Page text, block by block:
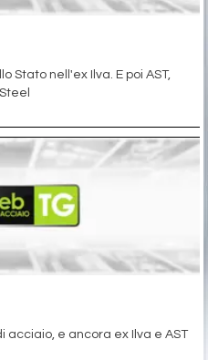
Stato nell'ex Ilva. E poi AST,
acciaio, e ancora ex Ilva e AST